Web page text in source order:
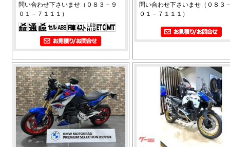
問い合わせ下さいませ（０８３－９
０１－７１１１）
問い合わせ下さいませ（０８３
０１－７１１１）